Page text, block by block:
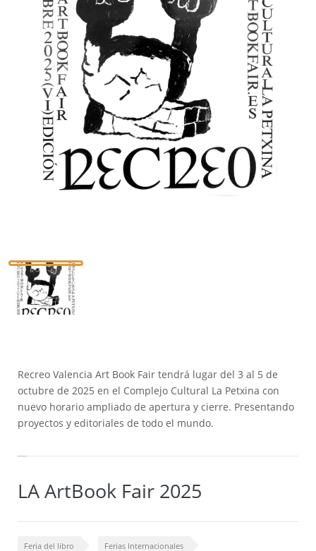
Recreo Valencia Art Book Fair tendrá lugar del 3 al 5 de
octubre de 2025 en el Complejo Cultural La Petxina con
nuevo horario ampliado de apertura y cierre. Presentando
proyectos y editoriales de todo el mundo.
LA ArtBook Fair 2025
Feria del libro Ferias Internacionales